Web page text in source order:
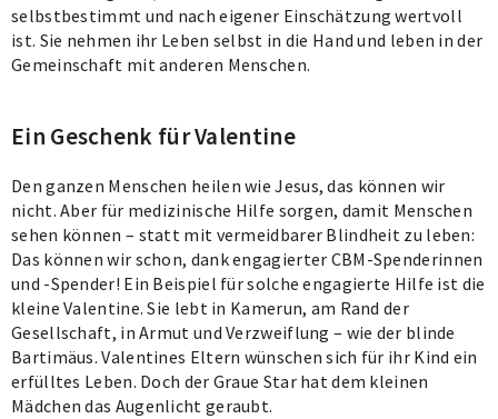
selbstbestimmt und nach eigener Einschätzung wertvoll
ist. Sie nehmen ihr Leben selbst in die Hand und leben in der
Gemeinschaft mit anderen Menschen.
Ein Geschenk für Valentine
Den ganzen Menschen heilen wie Jesus, das können wir
nicht. Aber für medizinische Hilfe sorgen, damit Menschen
sehen können – statt mit vermeidbarer Blindheit zu leben:
Das können wir schon, dank engagierter CBM-Spenderinnen
und -Spender! Ein Beispiel für solche engagierte Hilfe ist die
kleine Valentine. Sie lebt in Kamerun, am Rand der
Gesellschaft, in Armut und Verzweiflung – wie der blinde
Bartimäus. Valentines Eltern wünschen sich für ihr Kind ein
erfülltes Leben. Doch der Graue Star hat dem kleinen
Mädchen das Augenlicht geraubt.